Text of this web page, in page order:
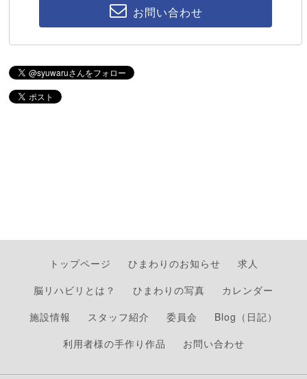
お問い合わせ
トップページ ひまわりのお知らせ
求人
脳リハビリとは？
ひまわりの写真
カレンダー
施設情報
スタッフ紹介 委員会
Blog（日記）
利用者様の手作り作品
お問い合わせ